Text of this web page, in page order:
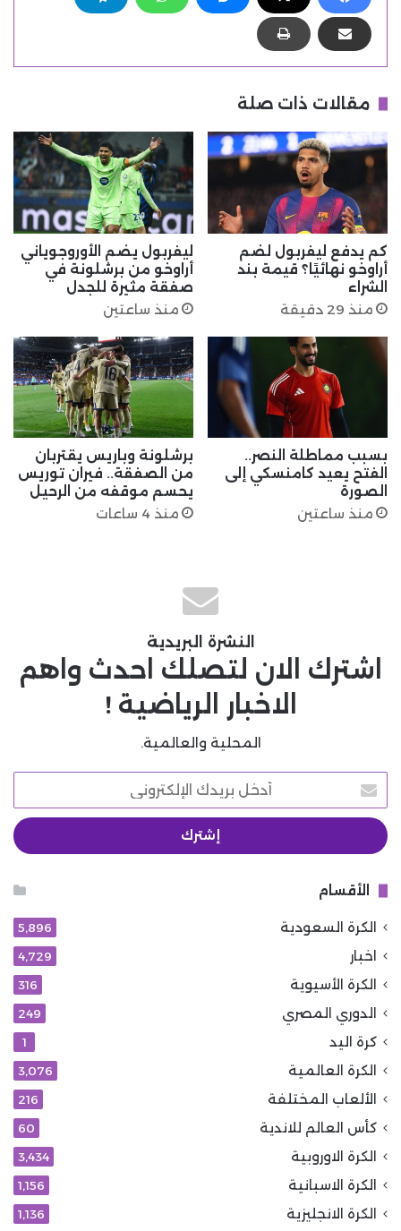
مقالات ذات صلة
كم يدفع ليفربول لضم
أراوخو نهائيًا؟ قيمة بند
الشراء
منذ 29 دقيقة
ليفربول يضم الأوروجوياني
أراوخو من برشلونة في
صفقة مثيرة للجدل
منذ ساعتين
بسبب مماطلة النصر..
الفتح يعيد كامنسكي إلى
الصورة
منذ ساعتين
برشلونة وباريس يقتربان
من الصفقة.. فيران توريس
يحسم موقفه من الرحيل
منذ 4 ساعات
النشرة البريدية
اشترك الان لتصلك احدث واهم
الاخبار الرياضية !
المحلية والعالمية.
أدخل
بريدك
الإلكتروني
الأقسام
الكرة السعودية 5٬896
اخبار 4٬729
الكرة الأسيوية 316
الدوري المصري 249
كرة اليد 1
الكرة العالمية 3٬076
الألعاب المختلفة 216
كأس العالم للاندية 60
الكرة الاوروبية 3٬434
الكرة الاسبانية 1٬156
الكرة الانجليزية 1٬136